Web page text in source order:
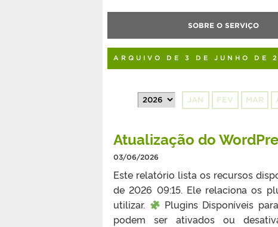
SOBRE O SERVIÇO
ARQUIVO DE 3 DE JUNHO DE
JAN FEV MAR
Atualização do
03/06/2026
Este relatório lista os recursos
de 2026 09:15. Ele relaciona os
utilizar.
Plugins Disponíveis
podem ser ativados ou